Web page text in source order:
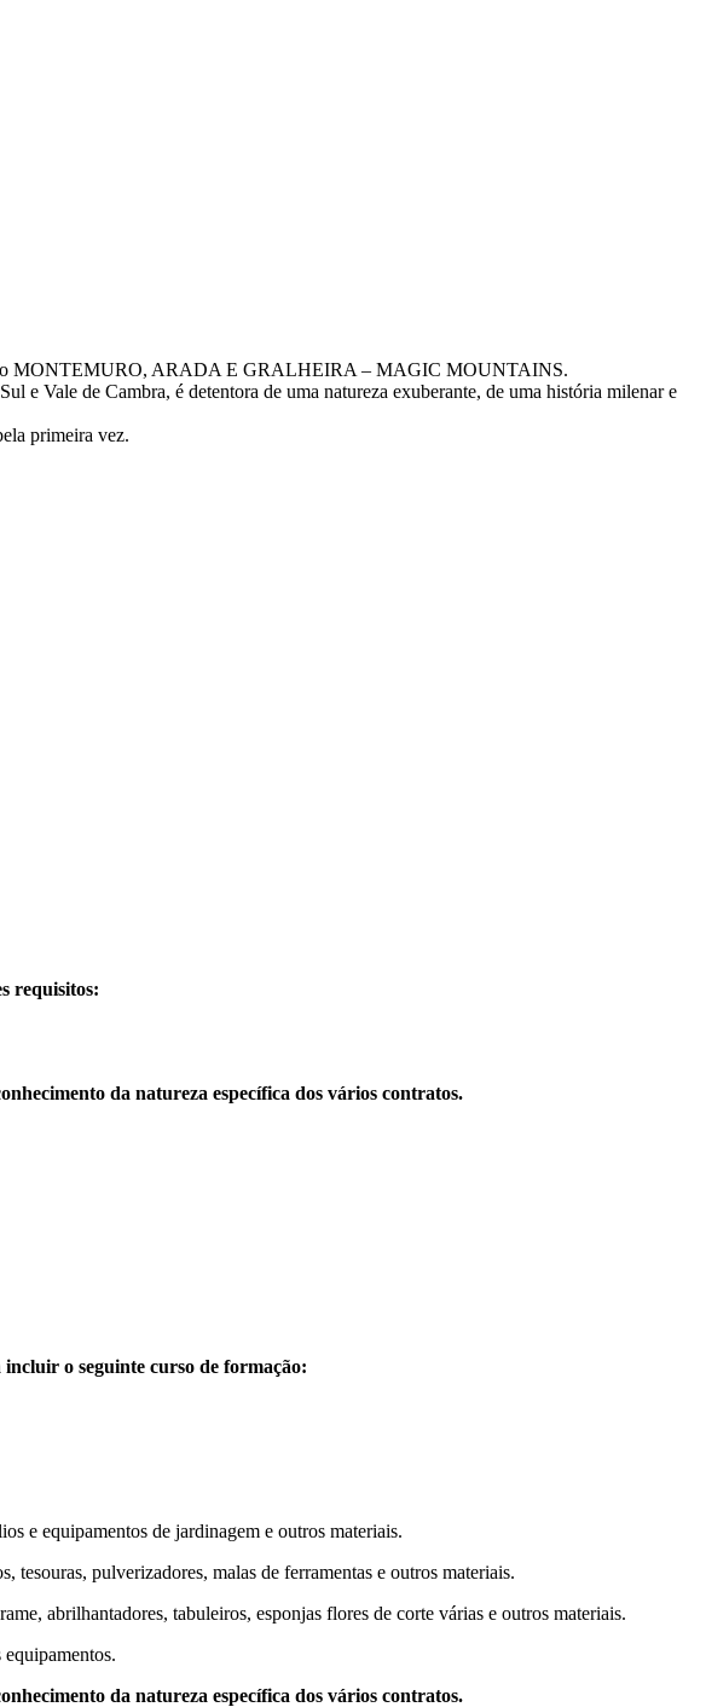
MONTEMURO, ARADA E GRALHEIRA – MAGIC MOUNTAINS.
e Vale de Cambra, é detentora de uma natureza exuberante, de uma história milenar e
primeira vez.
requisitos:
da natureza específica dos vários contratos.
incluir o seguinte curso de formação:
e equipamentos de jardinagem e outros materiais.
tesouras, pulverizadores, malas de ferramentas e outros materiais.
abrilhantadores, tabuleiros, esponjas flores de corte várias e outros materiais.
da natureza específica dos vários contratos.